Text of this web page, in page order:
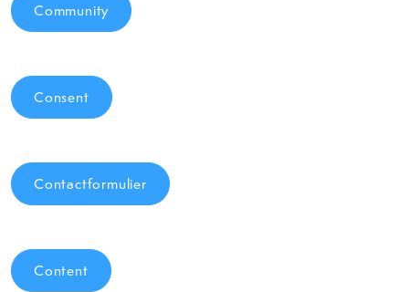
Community
Consent
Contactformulier
Content